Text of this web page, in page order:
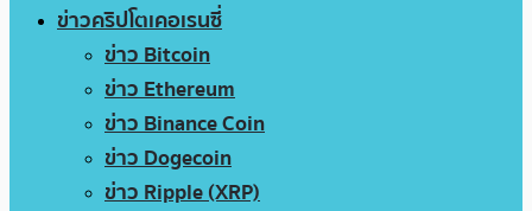
ข่าวคริปโตเคอเรนซี่
ข่าว Bitcoin
ข่าว Ethereum
ข่าว Binance Coin
ข่าว Dogecoin
ข่าว Ripple (XRP)